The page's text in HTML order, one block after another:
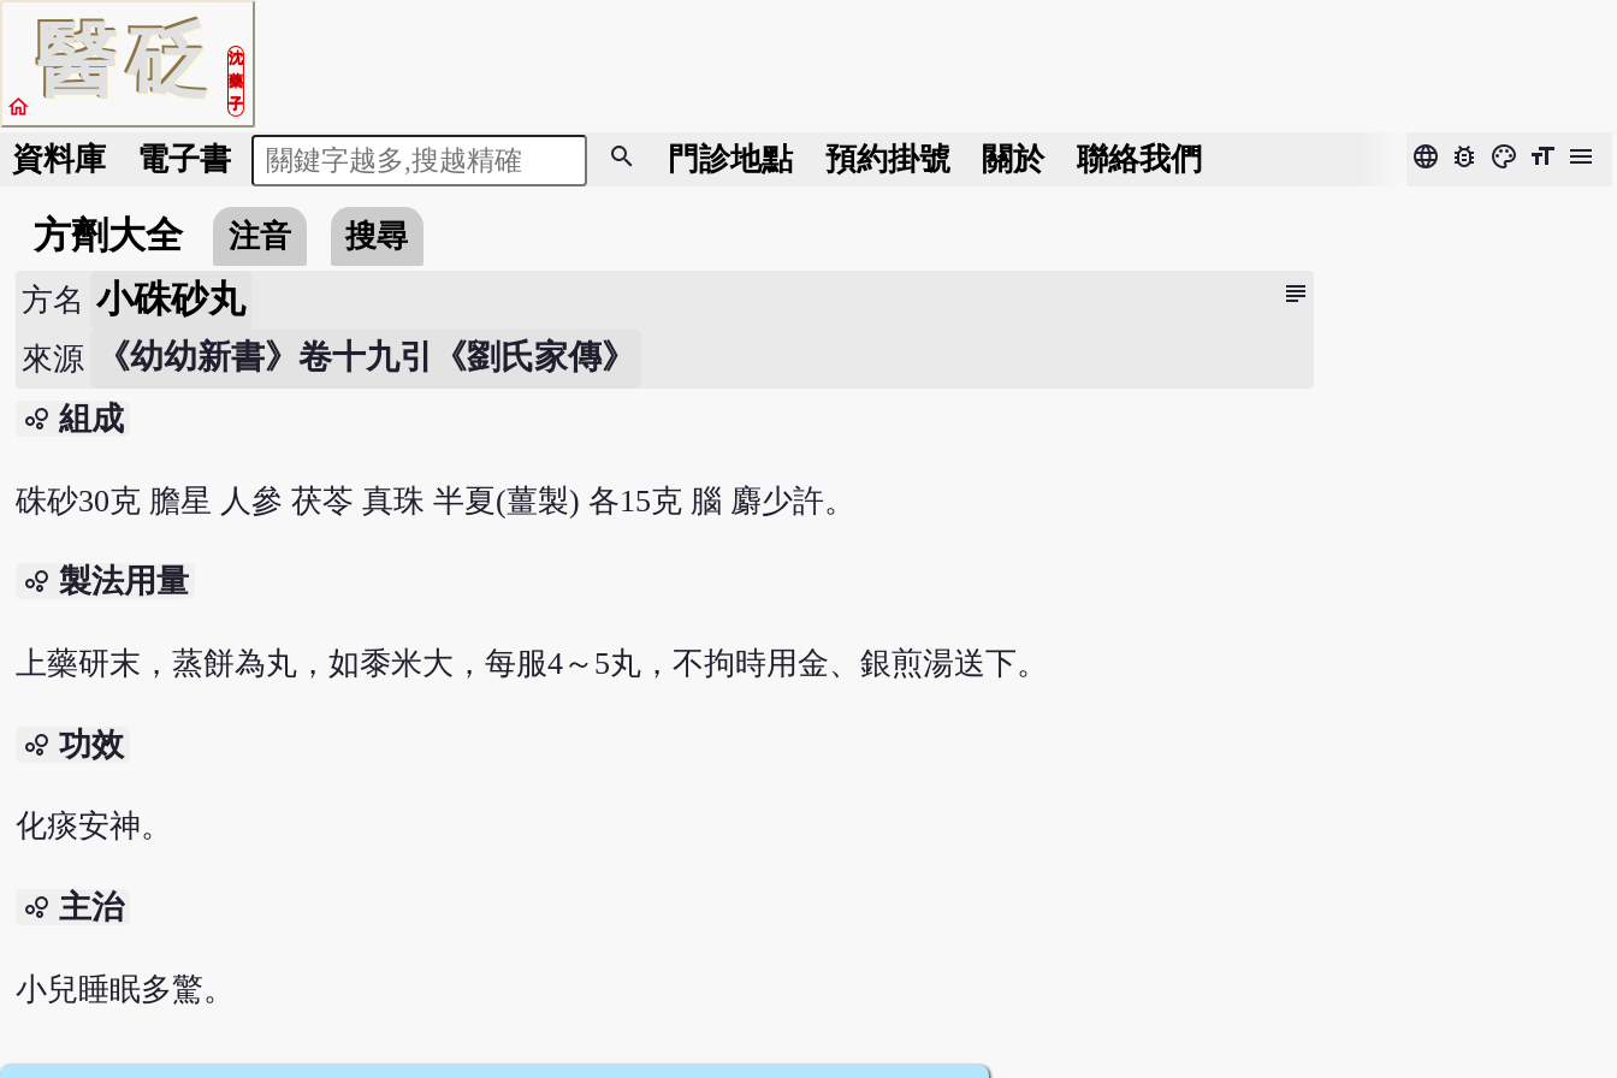
醫砭
沈
藥
子
home
資料庫 電子書 search 門診地點 預約掛號 關於 聯絡我們 language bug_report color_lens format_size menu
方劑大全 注音 搜尋
subject
方名 小硃砂丸
來源 《幼幼新書》卷十九引《劉氏家傳》
bubble_chart 組成
硃砂30克 膽星 人參 茯苓 真珠 半夏(薑製) 各15克 腦 麝少許。
bubble_chart 製法用量
上藥研末，蒸餅為丸，如黍米大，每服4～5丸，不拘時用金、銀煎湯送下。
bubble_chart 功效
化痰安神。
bubble_chart 主治
小兒睡眠多驚。